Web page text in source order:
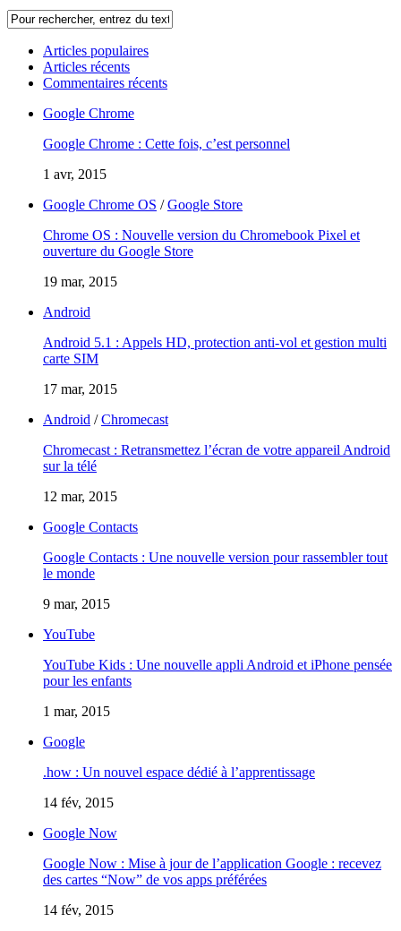
Articles populaires
Articles récents
Commentaires récents
Google Chrome
Google Chrome : Cette fois, c’est personnel
1 avr, 2015
Google Chrome OS /Google Store
Chrome OS : Nouvelle version du Chromebook Pixel et
ouverture du Google Store
19 mar, 2015
Android
Android 5.1 : Appels HD, protection anti-vol et gestion multi
carte SIM
17 mar, 2015
Android /Chromecast
Chromecast : Retransmettez l’écran de votre appareil Android
sur la télé
12 mar, 2015
Google Contacts
Google Contacts : Une nouvelle version pour rassembler tout
le monde
9 mar, 2015
YouTube
YouTube Kids : Une nouvelle appli Android et iPhone pensée
pour les enfants
1 mar, 2015
Google
.how : Un nouvel espace dédié à l’apprentissage
14 fév, 2015
Google Now
Google Now : Mise à jour de l’application Google : recevez
des cartes “Now” de vos apps préférées
14 fév, 2015